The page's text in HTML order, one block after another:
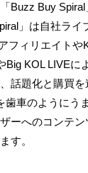
Buzz Buy
」は自社ライ
フィリエイトや
Big KOL LIVEに
話題化と購買
歯車のようにう
ーへのコンテ
す。